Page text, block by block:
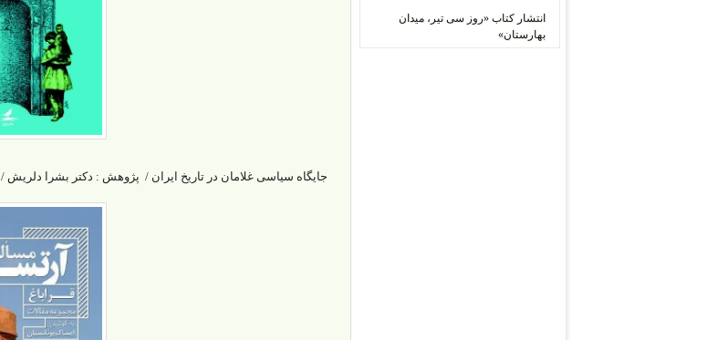
جایگاه سیاسی غلامان در تاریخ ایران / پژوهش : دکتر بشرا دلریش / ۲۸۰۰۰۰ تومان
انتشار کتاب «روز سی تیر، میدان
بهارستان»